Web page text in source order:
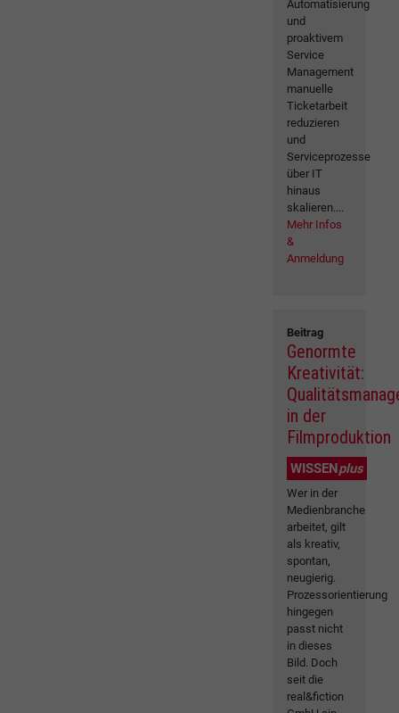
Automatisierung
und
proaktivem
Service
Management
manuelle
Ticketarbeit
reduzieren
und
Serviceprozesse
über IT
hinaus
skalieren....
Mehr Infos
&
Anmeldung
Beitrag
Genormte
Kreativität:
in der
Filmproduktion
WISSENplus
Wer in der
Medienbranche
arbeitet, gilt
als kreativ,
spontan,
neugierig.
Prozessorientierung
hingegen
passt nicht
in dieses
Bild. Doch
seit die
real&fiction